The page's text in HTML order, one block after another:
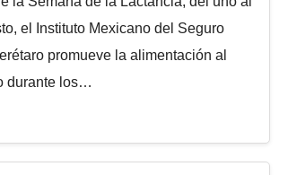
el Instituto Mexicano del Seguro
promueve la alimentación al
durante los…